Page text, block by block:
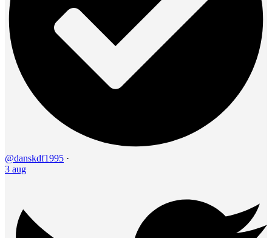
@danskdf1995 ·
3 aug